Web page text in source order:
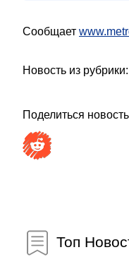
Сообщает
Новость из рубрики:
Поделиться
Топ